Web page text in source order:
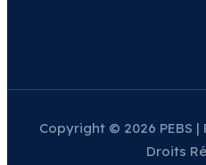
Copyright © 2026 PEBS |
Droits